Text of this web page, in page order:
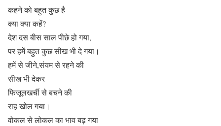
कहने को बहुत कुछ है
क्या क्या कहें?
देश दस बीस साल पीछे हो गया,
पर हमें बहुत कुछ सीख भी दे गया।
हमें से जीने,संयम से रहने की
सीख भी देकर
फिजूलखर्ची से बचने की
राह खोल गया।
वोकल से लोकल का भाव बढ़ गया